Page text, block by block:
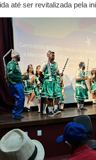
até ser revitalizada pela